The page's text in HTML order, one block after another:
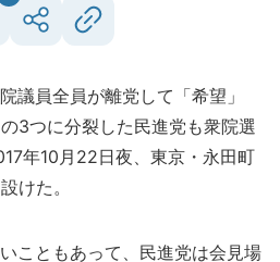
議員全員が離党して「希望」
3つに分裂した民進党も衆院選
年10月22日夜、東京・永田町
けた。
こともあって、民進党は会見場